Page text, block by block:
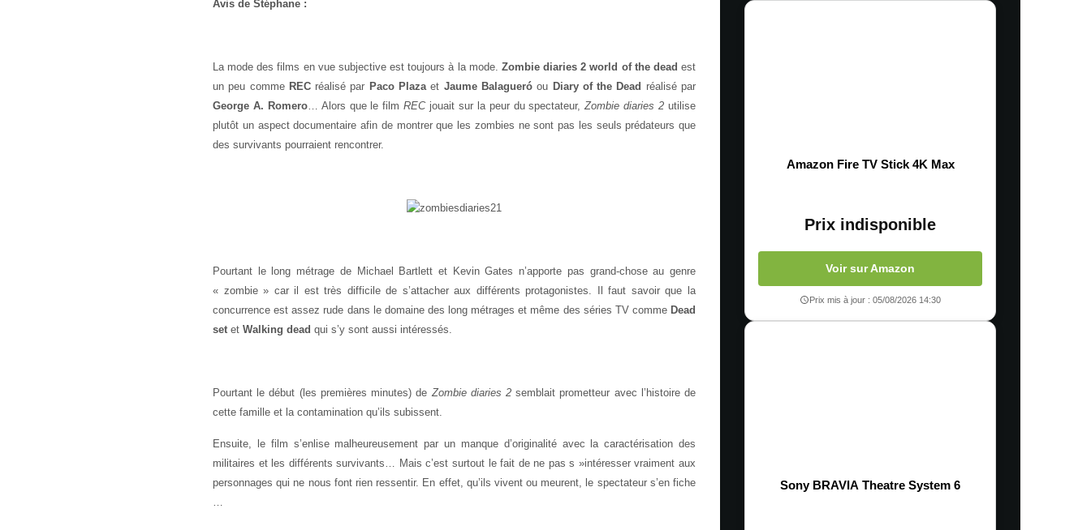
Avis de Stéphane :
La mode des films en vue subjective est toujours à la mode. Zombie diaries 2 world of the dead est
un peu comme REC réalisé par Paco Plazaet Jaume Balagueróou Diary of the Dead réalisé par
George A. Romero… Alors que le filmRECjouait sur la peur du spectateur,Zombie diaries 2utilise
plutôt un aspect documentaire afin de montrer que les zombies ne sont pas les seuls prédateurs que
des survivants pourraient rencontrer.
Pourtant le long métrage de Michael Bartlett et Kevin Gates n’apporte pas grand-chose au genre
« zombie » car il est très difficile de s’attacher aux différents protagonistes. Il faut savoir que la
concurrence est assez rude dans le domaine des long métrages et même des séries TV commeDead
set et Walking dead qui s’y sont aussi intéressés.
Pourtant le début (les premières minutes) deZombie diaries 2semblait prometteur avec l’histoire de
cette famille et la contamination qu’ils subissent.
Ensuite, le film s’enlise malheureusement par un manque d’originalité avec la caractérisation des
militaires et les différents survivants… Mais c’est surtout le fait de ne pas s »intéresser vraiment aux
personnages qui ne nous font rien ressentir. En effet, qu’ils vivent ou meurent, le spectateur s’en fiche
…
Amazon Fire TV Stick 4K Max
Prix indisponible
Voir sur Amazon
Prix mis à jour : 05/08/2026 14:30
Sony BRAVIA Theatre System 6